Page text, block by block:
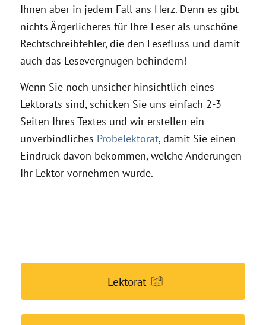
Ihnen aber in jedem Fall ans Herz. Denn es gibt
nichts Ärgerlicheres für Ihre Leser als unschöne
Rechtschreibfehler, die den Lesefluss und damit
auch das Lesevergnügen behindern!
Wenn Sie noch unsicher hinsichtlich eines
Lektorats sind, schicken Sie uns einfach 2-3
Seiten Ihres Textes und wir erstellen ein
unverbindliches Probelektorat, damit Sie einen
Eindruck davon bekommen, welche Änderungen
Ihr Lektor vornehmen würde.
Lektorat